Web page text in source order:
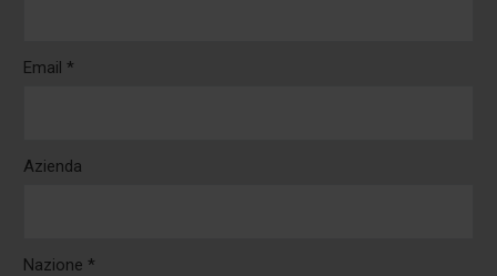
Email *
Azienda
Nazione *